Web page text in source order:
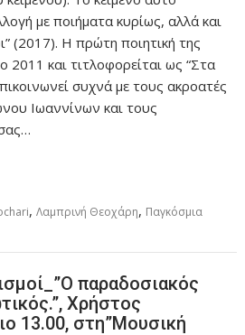
με ποιήματα κυρίως, αλλά και
(2017). Η πρώτη ποιητική της
2011 και τιτλοφορείται ως “Στα
συχνά με τους ακροατές
Ιωαννίνων και τους
,Λαμπρινή Θεοχάρη, Παγκόσμια
παραδοσιακός
Χρήστος
13.00, στη”Μουσική